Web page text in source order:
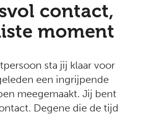
contact,
moment
sta jij klaar voor
een ingrijpende
meegemaakt. Jij bent
Degene die de tijd